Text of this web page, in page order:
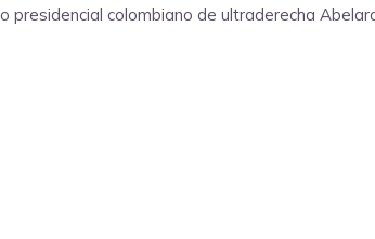
presidencial colombiano de ultraderecha